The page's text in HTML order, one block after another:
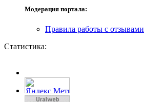
Модерация портала:
Правила работы с отзывами
Статистика: